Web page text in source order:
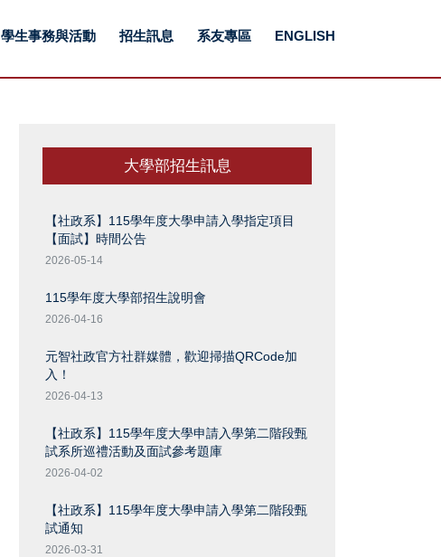
學生事務與活動 招生訊息 系友專區 ENGLISH
大學部招生訊息
【社政系】115學年度大學申請入學指定項目
【面試】時間公告
2026-05-14
115學年度大學部招生說明會
2026-04-16
元智社政官方社群媒體，歡迎掃描QRCode加
入！
2026-04-13
【社政系】115學年度大學申請入學第二階段甄
試系所巡禮活動及面試參考題庫
2026-04-02
【社政系】115學年度大學申請入學第二階段甄
試通知
2026-03-31